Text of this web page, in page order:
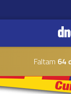
Faltam 64